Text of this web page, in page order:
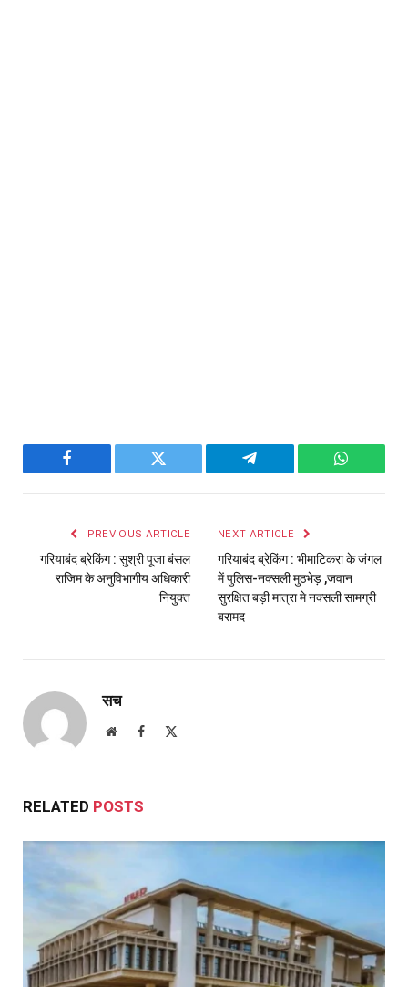
Facebook Twitter Telegram
PREVIOUS ARTICLE
गरियाबंद ब्रेकिंग : सुश्री पूजा बंसल
राजिम के अनुविभागीय अधिकारी
नियुक्त
NEXT ARTICLE
गरियाबंद ब्रेकिंग : भीमाटिकरा के जंगल
में पुलिस-नक्सली मुठभेड़ ,जवान
सुरक्षित बड़ी मात्रा मे नक्सली सामग्री
बरामद
सच
WebsiteFacebook
RELATED POSTS